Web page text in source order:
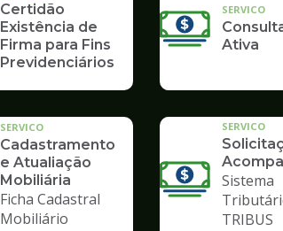
Certidão
Existência de
Firma para Fins
Previdenciários
SERVICO
Ativa
SERVICO
Cadastramento
e Atualiação
Mobiliária
Ficha Cadastral
Mobiliário
SERVICO
Sistema
TRIBUS